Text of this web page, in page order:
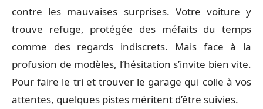
contre les mauvaises surprises. Votre voiture y
trouve refuge, protégée des méfaits du temps
comme des regards indiscrets. Mais face à la
profusion de modèles, l’hésitation s’invite bien vite.
Pour faire le tri et trouver le garage qui colle à vos
attentes, quelques pistes méritent d’être suivies.